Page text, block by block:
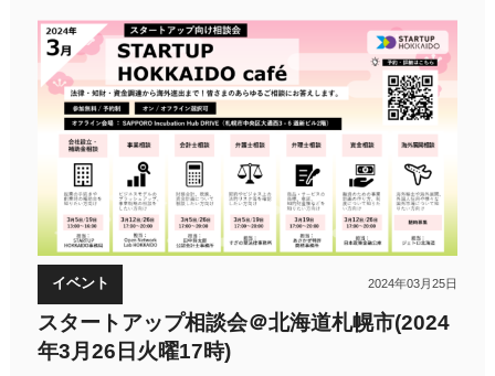
イベント 2024年03月25日
スタートアップ相談会＠北海道札幌市(2024
年3月26日火曜17時)